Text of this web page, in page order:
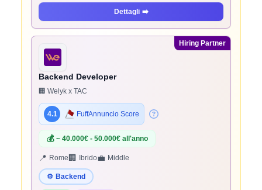
Dettagli ➡️
Hiring Partner
Backend Developer
🏢 Welyk x TAC
4.1 FuffAnnuncio Score
💰 ~ 40.000€ - 50.000€ all'anno
📍 Rome 🏢 Ibrido💼 Middle
⚙️ Backend